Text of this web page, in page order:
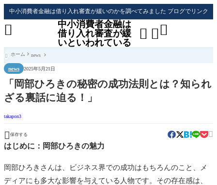
中小消費者金融は借り入れ審査が緩いのかを調べてみました ブログでリンク
中小消費者金融は
借り入れ審査が緩
いといわれている
 

 ホーム news
news 2025年5月21日
「岡部ひろきの秘密の成功法則とは？知られ
ざる裏話に迫る！」
takapon3
 保存する 
はじめに：岡部ひろきの魅力
岡部ひろきさんは、ビジネス界での成功はもちろんのこと、メ
ディアにも多大な影響を与えている人物です。その存在感は、